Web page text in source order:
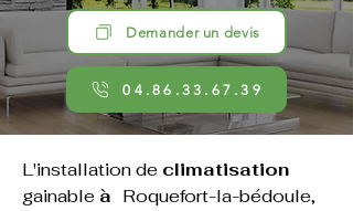
Demander un devis
04.86.33.67.39
L'installation de climatisation
gainable à Roquefort-la-bédoule,